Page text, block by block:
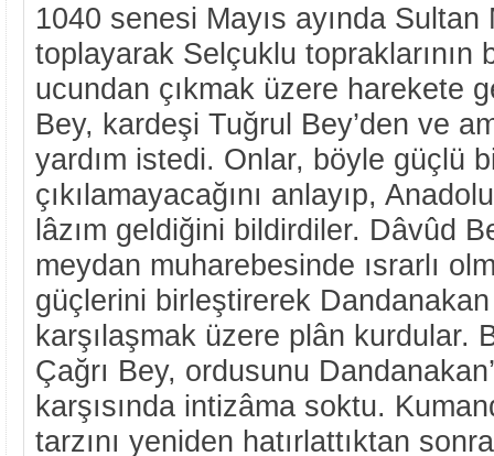
1040 senesi Mayıs ayında
toplayarak Selçuklu topraklarının
ucundan çıkmak üzere harekete
Bey, kardeşi Tuğrul Bey’den ve
yardım istedi. Onlar, böyle güçlü
çıkılamayacağını anlayıp,
lâzım geldiğini bildirdiler. Dâvûd
meydan muharebesinde ısrarlı
güçlerini birleştirerek
karşılaşmak üzere plân kurdular.
Çağrı Bey, ordusunu
karşısında intizâma soktu.
tarzını yeniden hatırlattıktan